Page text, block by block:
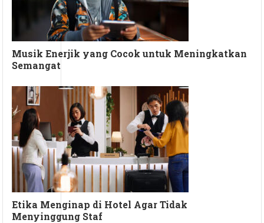
Musik Enerjik yang Cocok untuk Meningkatkan
Semangat
Etika Menginap di Hotel Agar Tidak
Menyinggung Staf